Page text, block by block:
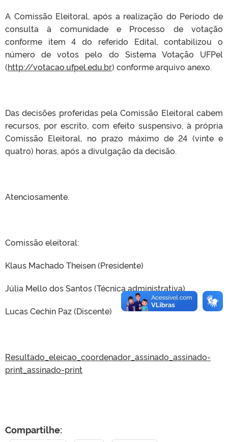
A Comissão Eleitoral, após a realização do Período de
consulta à comunidade e Processo de votação
conforme item 4 do referido Edital, contabilizou o
número de votos pelo do Sistema Votação UFPel
(http://votacao.ufpel.edu.br) conforme arquivo anexo.
Das decisões proferidas pela Comissão Eleitoral cabem
recursos, por escrito, com efeito suspensivo, à própria
Comissão Eleitoral, no prazo máximo de 24 (vinte e
quatro) horas, após a divulgação da decisão.
Atenciosamente.
Comissão eleitoral:
Klaus Machado Theisen (Presidente)
Júlia Mello dos Santos (Técnica administrativa)
Lucas Cechin Paz (Discente)
Resultado_eleicao_coordenador_assinado_assinado-
print_assinado-print
Compartilhe: